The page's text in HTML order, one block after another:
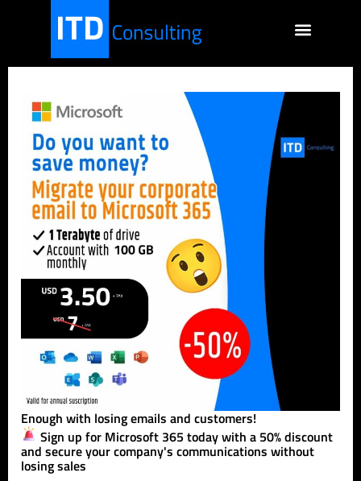
Enough with losing emails and customers!
Sign up for Microsoft 365 today with a 50% discount
and secure your company's communications without
losing sales